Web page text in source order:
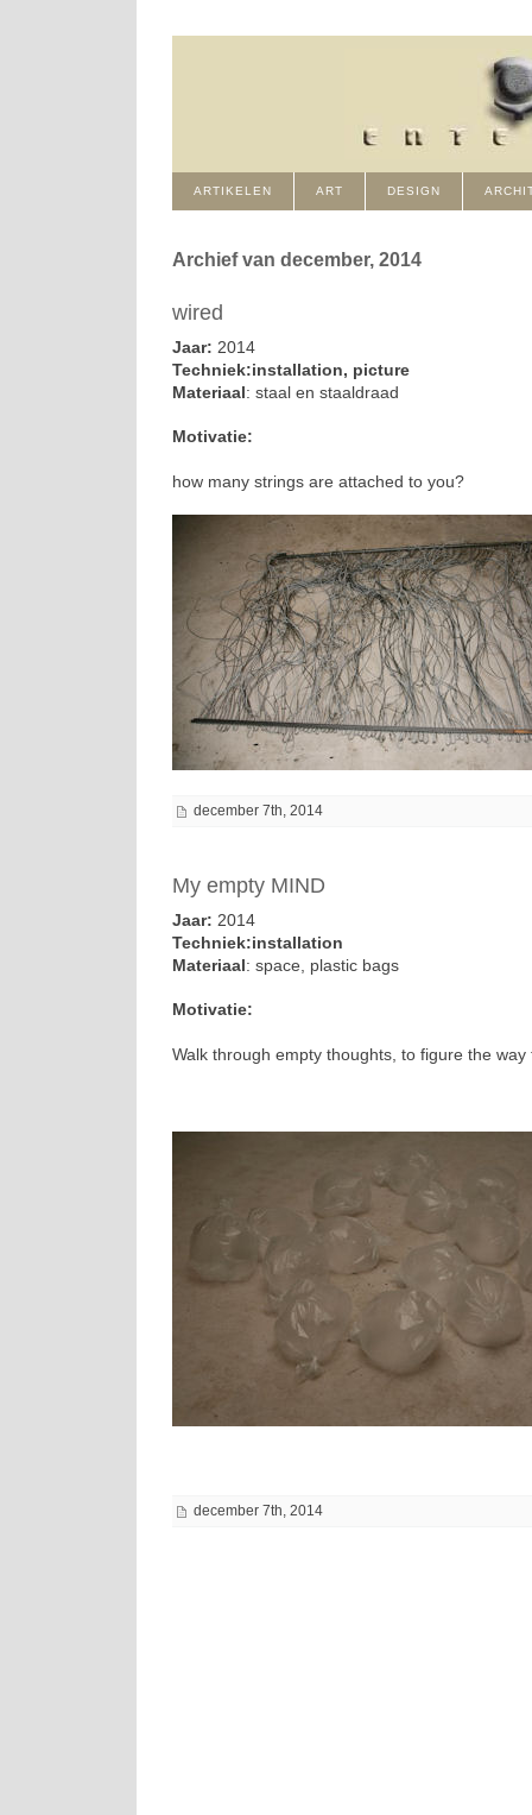
ARTIKELEN ART DESIGN
Archief van december, 2014
wired
Jaar: 2014
Techniek:installation, picture
Materiaal : staal en staaldraad
Motivatie:
how many strings are attached to you?
december 7th, 2014
My empty MIND
Jaar: 2014
Techniek:installation
Materiaal : space, plastic bags
Motivatie:
Walk through empty thoughts, to figure the way
december 7th, 2014